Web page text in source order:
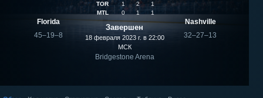
Florida
45–19–8
TOR 1 2
1
MTL
0 1 1
Завершен
18 февраля 2023 г. в 22:00
МСК
Bridgestone Arena
Nashville
32–27–13